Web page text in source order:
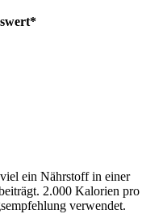
*
ein Nährstoff in einer
2.000 Kalorien pro
verwendet.